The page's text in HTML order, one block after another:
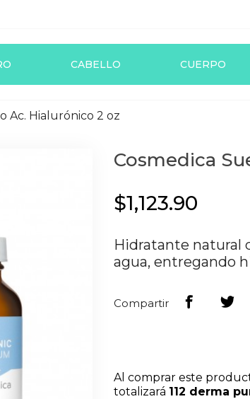
CABELLO CUERPO
Ac. Hialurónico 2 oz
Cosmedica
$1,123.90
Hidratante natural
agua, entregando
Compartir
Al comprar este
totalizará 112 derma